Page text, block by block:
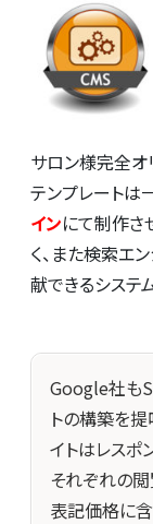
サロン様完全オ
テンプレートは
インにて制作さ
く、また検索エ
献できるシステ
Google社も
トの構築を
イトはレスポ
それぞれの
表記価格に含